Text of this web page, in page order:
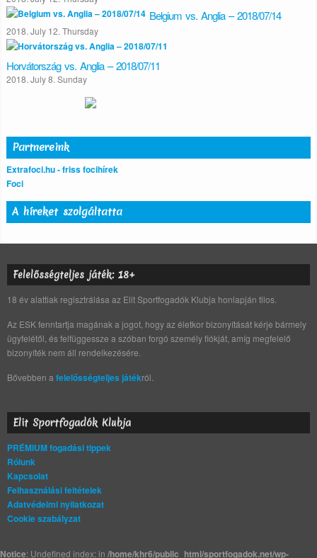
Belgium vs. Anglia – 2018/07/14
2018. July 12. Thursday
Horvátország vs. Anglia – 2018/07/11
2018. July 8. Sunday
Partnereink
Extrafoci.hu - friss focihírek
Foci
A híreket szolgáltatta
Felelősségteljes játék: 18+
18 év alattiak regisztrálása az Elit Sportfogadók Klubja honlapján tilos.
Az ESK fenntartja magának a jogot, hogy az életkor bizonyítását kérje bármely
ügyfelétől, és felfüggessze a szóban forgó személy fiókját, amíg megfelelő
bizonyíték nem áll rendelkezésére.
Bővebben a felelősségteljes játékról.
Elit Sportfogadók Klubja
PRÉMIUM fogadási tippek
Rólunk
Kapcsolat
Felhasználási feltételek
Adatvédelmi nyilatkozat
Cookie szabályzat
Notice: Undefined index: in /home/khr6/public_html/sportfogadok.net/wp-